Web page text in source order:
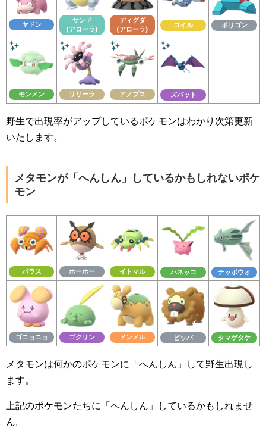
ヤドン
サンド
(アローラ)
ディグダ
(アローラ)
コイル ポリゴン
モンメン リリーラ アノプス ズバット
野生で出現率がアップしているポケモンはわかり次第更新
いたします。
メタモンが「へんしん」しているかもしれないポケ
モン
パラス ホーホー イトマル ハネッコ テッポウオ
ゴニョニョ ゴクリン ドンメル ビッパ タマゲタケ
メタモンは何かのポケモンに「へんしん」して野生出現し
ます。
上記のポケモンたちに「へんしん」しているかもしれませ
ん。